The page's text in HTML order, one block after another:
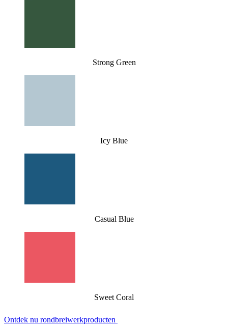
Strong Green
Icy Blue
Casual Blue
Sweet Coral
Ontdek nu rondbreiwerkproducten